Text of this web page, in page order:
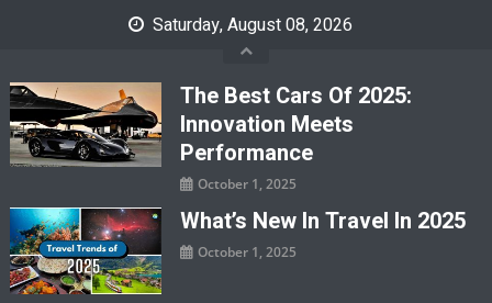
Saturday, August 08, 2026
The Best Cars Of 2025:
Innovation Meets
Performance
October 1, 2025
What’s New In Travel In 2025
October 1, 2025